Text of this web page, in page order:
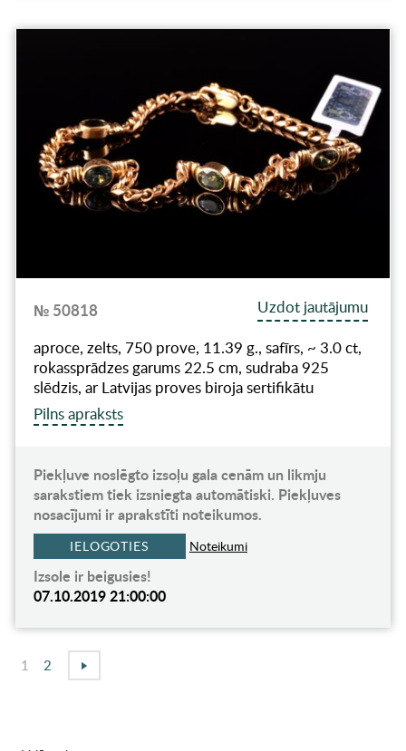
№ 50818
Uzdot jautājumu
aproce, zelts, 750 prove, 11.39 g., safīrs, ~ 3.0 ct,
rokassprādzes garums 22.5 cm, sudraba 925
slēdzis, ar Latvijas proves biroja sertifikātu
Pilns apraksts
Piekļuve noslēgto izsoļu gala cenām un likmju
sarakstiem tiek izsniegta automātiski. Piekļuves
nosacījumi ir aprakstīti noteikumos.
IELOGOTIES Noteikumi
Izsole ir beigusies!
07.10.2019 21:00:00
1 2